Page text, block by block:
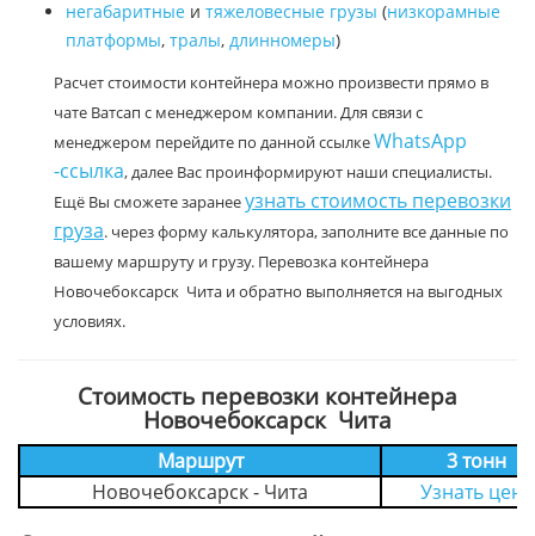
негабаритные и тяжеловесные грузы (низкорамные
платформы, тралы, длинномеры)
Расчет стоимости контейнера можно произвести прямо в
чате Ватсап с менеджером компании. Для связи с
менеджером перейдите по данной ссылкеWhatsApp
-ссылка, далее Вас проинформируют наши специалисты.
Ещё Вы сможете заранееузнать стоимость перевозки
груза. через форму калькулятора, заполните все данные по
вашему маршруту и грузу. Перевозка контейнера
Новочебоксарск Чита и обратно выполняется на выгодных
условиях.
Стоимость перевозки контейнера
Новочебоксарск Чита
Маршрут
3 тонн
Новочебоксарск - Чита
Узнать цену